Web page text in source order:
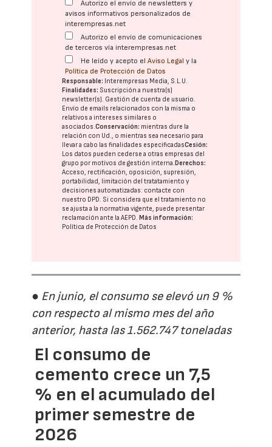
Autorizo el envío de newsletters y
avisos informativos personalizados de
interempresas.net
Autorizo el envío de comunicaciones
de terceros vía interempresas.net
He leído y acepto elAviso Legal y la
Política de Protección de Datos
Responsable: Interempresas Media, S.L.U.
Finalidades: Suscripción a nuestra(s)
newsletter(s). Gestión de cuenta de usuario.
Envío de emails relacionados con la misma o
relativos a intereses similares o
asociados.Conservación: mientras dure la
relación con Ud., o mientras sea necesario para
llevar a cabo las finalidades especificadasCesión:
Los datos pueden cederse a otras empresas del
grupo por motivos de gestión interna. Derechos:
Acceso, rectificación, oposición, supresión,
portabilidad, limitación del tratatamiento y
decisiones automatizadas: contacte con
nuestro DPD. Si considera que el tratamiento no
se ajusta a la normativa vigente, puede presentar
reclamación ante laAEPD. Más información:
Política de Protección de Datos
● En junio, el consumo se elevó un 9 %
con respecto al mismo mes del año
anterior, hasta las 1.562.747 toneladas
El consumo de
cemento crece un 7,5
% en el acumulado del
primer semestre de
2026